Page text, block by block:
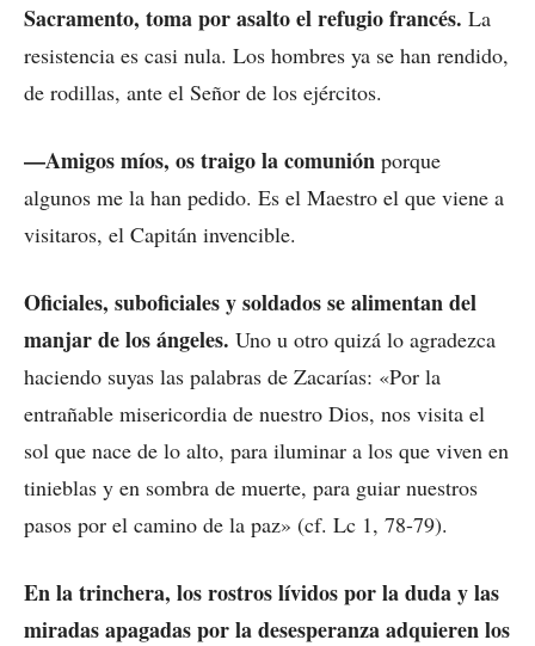
Sacramento, toma por asalto el refugio francés. La
resistencia es casi nula. Los hombres ya se han rendido,
de rodillas, ante el Señor de los ejércitos.
—Amigos míos, os traigo la comunión porque
algunos me la han pedido. Es el Maestro el que viene a
visitaros, el Capitán invencible.
Oficiales, suboficiales y soldados se alimentan del
manjar de los ángeles. Uno u otro quizá lo agradezca
haciendo suyas las palabras de Zacarías: «Por la
entrañable misericordia de nuestro Dios, nos visita el
sol que nace de lo alto, para iluminar a los que viven en
tinieblas y en sombra de muerte, para guiar nuestros
pasos por el camino de la paz» (cf. Lc 1, 78-79).
En la trinchera, los rostros lívidos por la duda y las
miradas apagadas por la desesperanza adquieren los